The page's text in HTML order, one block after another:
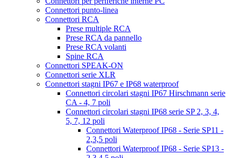
Connettori punto-linea
Connettori RCA
Prese multiple RCA
Prese RCA da pannello
Prese RCA volanti
Spine RCA
Connettori SPEAK-ON
Connettori serie XLR
Connettori stagni IP67 e IP68 waterproof
Connettori circolari stagni IP67 Hirschmann serie
CA - 4, 7 poli
Connettori circolari stagni IP68 serie SP 2, 3, 4,
5, 7, 12 poli
Connettori Waterproof IP68 - Serie SP11 -
2,3,5 poli
Connettori Waterproof IP68 - Serie SP13 -